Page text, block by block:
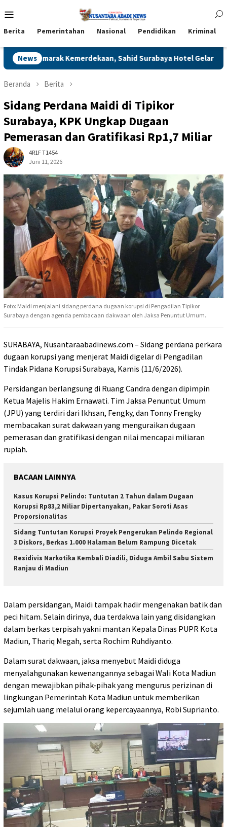
ke
Mobile
Berita Pemerintahan Nasional Pendidikan Kriminal
News Sahid Surabaya Hotel Gelar Aksi Donor Darah
Beranda Berita
Sidang Perdana Maidi di Tipikor
Surabaya, KPK Ungkap Dugaan
Pemerasan dan Gratifikasi Rp1,7 Miliar
4R1F T1454
Juni 11, 2026
Foto: Maidi menjalani sidang perdana dugaan korupsi di Pengadilan Tipikor
Surabaya dengan agenda pembacaan dakwaan oleh Jaksa Penuntut Umum.
SURABAYA, Nusantaraabadinews.com – Sidang perdana perkara
dugaan korupsi yang menjerat Maidi digelar di Pengadilan
Tindak Pidana Korupsi Surabaya, Kamis (11/6/2026).
Persidangan berlangsung di Ruang Candra dengan dipimpin
Ketua Majelis Hakim Ernawati. Tim Jaksa Penuntut Umum
(JPU) yang terdiri dari Ikhsan, Fengky, dan Tonny Frengky
membacakan surat dakwaan yang menguraikan dugaan
pemerasan dan gratifikasi dengan nilai mencapai miliaran
rupiah.
BACAAN LAINNYA
Kasus Korupsi Pelindo: Tuntutan 2 Tahun dalam Dugaan
Korupsi Rp83,2 Miliar Dipertanyakan, Pakar Soroti Asas
Proporsionalitas
Sidang Tuntutan Korupsi Proyek Pengerukan Pelindo Regional
3 Diskors, Berkas 1.000 Halaman Belum Rampung Dicetak
Residivis Narkotika Kembali Diadili, Diduga Ambil Sabu Sistem
Ranjau di Madiun
Dalam persidangan, Maidi tampak hadir mengenakan batik dan
peci hitam. Selain dirinya, dua terdakwa lain yang disidangkan
dalam berkas terpisah yakni mantan Kepala Dinas PUPR Kota
Madiun, Thariq Megah, serta Rochim Ruhdiyanto.
Dalam surat dakwaan, jaksa menyebut Maidi diduga
menyalahgunakan kewenangannya sebagai Wali Kota Madiun
dengan mewajibkan pihak-pihak yang mengurus perizinan di
lingkungan Pemerintah Kota Madiun untuk memberikan
sejumlah uang melalui orang kepercayaannya, Robi Suprianto.